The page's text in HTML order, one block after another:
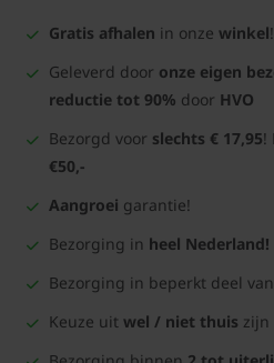
Gratis afhalen in onze winkel!
Geleverd door onze eigen
reductie tot 90% door HVO
Bezorgd voor slechts € 17,95!
€50,-
Aangroei garantie!
Bezorging in heel Nederland!
Bezorging in beperkt deel van
Keuze uit wel / niet thuis zijn